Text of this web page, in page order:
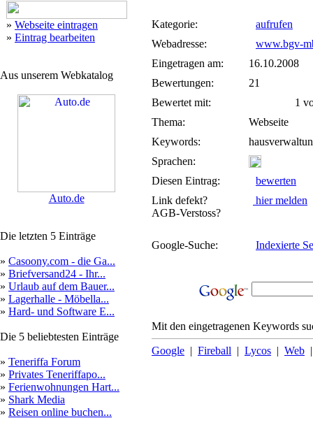
» Webseite eintragen
» Eintrag bearbeiten
Aus unserem Webkatalog
Auto.de
Die letzten 5 Einträge
» Casoony.com - die Ga...
» Briefversand24 - Ihr...
» Urlaub auf dem Bauer...
» Lagerhalle - Möbella...
» Hard- und Software E...
Die 5 beliebtesten Einträge
» Teneriffa Forum
» Privates Teneriffapo...
» Ferienwohnungen Hart...
» Shark Media
» Reisen online buchen...
Kategorie:
aufrufen
Webadresse:
www.bgv-
Eingetragen am:
16.10.2008
Bewertungen:
21
Bewertet mit:
1
Thema:
Webseite
Keywords:
Sprachen:
Diesen Eintrag:
bewerten
Link defekt?
AGB-Verstoss?
hier melden
Google-Suche: Indexierte
Mit den eingetragenen Keywords
Google | Fireball | Lycos | Web